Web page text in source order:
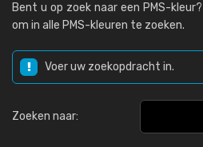
Bent u op zoek naar een PMS-
om in alle PMS-kleuren te zoeken.
Voer uw zoekopdracht in.
Zoeken naar: